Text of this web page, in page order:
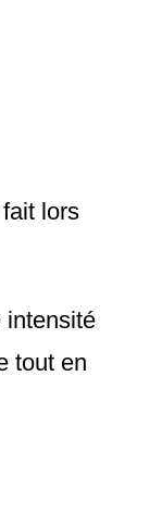
lors
intensité
tout en